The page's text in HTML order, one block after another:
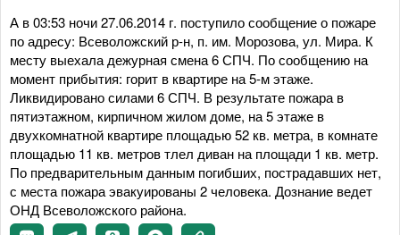
А в 03:53 ночи 27.06.2014 г. поступило сообщение о пожаре
по адресу: Всеволожский р-н, п. им. Морозова, ул. Мира. К
месту выехала дежурная смена 6 СПЧ. По сообщению на
момент прибытия: горит в квартире на 5-м этаже.
Ликвидировано силами 6 СПЧ. В результате пожара в
пятиэтажном, кирпичном жилом доме, на 5 этаже в
двухкомнатной квартире площадью 52 кв. метра, в комнате
площадью 11 кв. метров тлел диван на площади 1 кв. метр.
По предварительным данным погибших, пострадавших нет,
с места пожара эвакуированы 2 человека. Дознание ведет
ОНД Всеволожского района.